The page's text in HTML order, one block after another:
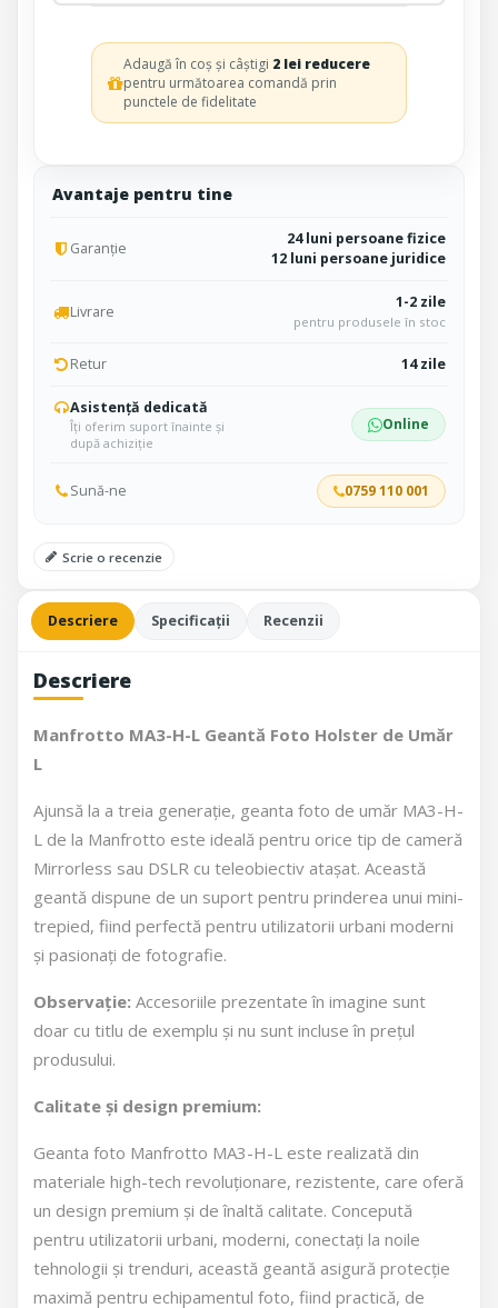
Avantaje pentru tine
Garanție
24 luni persoane fizice
12 luni persoane juridice
Livrare 1-2 zile
pentru produsele în stoc
Retur 14 zile
Asistență dedicată
Îți oferim suport înainte și
după achiziție
Online
Sună-ne 0759 110 001
Scrie o recenzie
Adaugă în coș și câștigi 2 lei reducere
pentru următoarea comandă prin
punctele de fidelitate
Descriere Specificații Recenzii
Descriere
Manfrotto MA3-H-L Geantă Foto Holster de Umăr
L
Ajunsă la a treia generație, geanta foto de umăr MA3-H-
L de la Manfrotto este ideală pentru orice tip de cameră
Mirrorless sau DSLR cu teleobiectiv atașat. Această
geantă dispune de un suport pentru prinderea unui mini-
trepied, fiind perfectă pentru utilizatorii urbani moderni
și pasionați de fotografie.
Observație: Accesoriile prezentate în imagine sunt
doar cu titlu de exemplu și nu sunt incluse în prețul
produsului.
Calitate și design premium:
Geanta foto Manfrotto MA3-H-L este realizată din
materiale high-tech revoluționare, rezistente, care oferă
un design premium și de înaltă calitate. Concepută
pentru utilizatorii urbani, moderni, conectați la noile
tehnologii și trenduri, această geantă asigură protecție
maximă pentru echipamentul foto, fiind practică, de